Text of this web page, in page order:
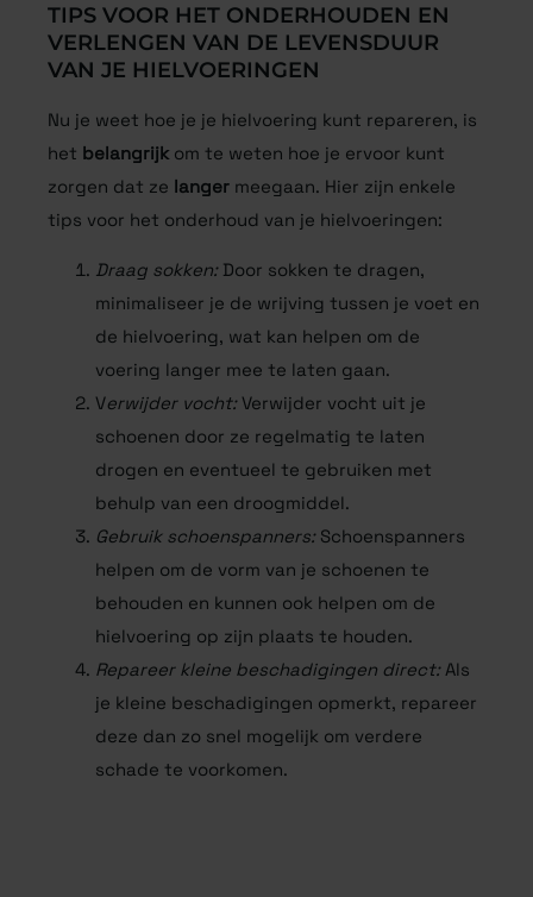
TIPS VOOR HET ONDERHOUDEN EN
VERLENGEN VAN DE LEVENSDUUR VAN
JE HIELVOERINGEN
Nu je weet hoe je je hielvoering kunt repareren, is
het belangrijk om te weten hoe je ervoor kunt
zorgen dat ze langer meegaan. Hier zijn enkele
tips voor het onderhoud van je hielvoeringen:
Draag sokken: Door sokken te dragen,
minimaliseer je de wrijving tussen je voet en
de hielvoering, wat kan helpen om de
voering langer mee te laten gaan.
Verwijder vocht: Verwijder vocht uit je
schoenen door ze regelmatig te laten
drogen en eventueel te gebruiken met
behulp van een droogmiddel.
Gebruik schoenspanners:Schoenspanners
helpen om de vorm van je schoenen te
behouden en kunnen ook helpen om de
hielvoering op zijn plaats te houden.
Repareer kleine beschadigingen direct:Als
je kleine beschadigingen opmerkt, repareer
deze dan zo snel mogelijk om verdere
schade te voorkomen.